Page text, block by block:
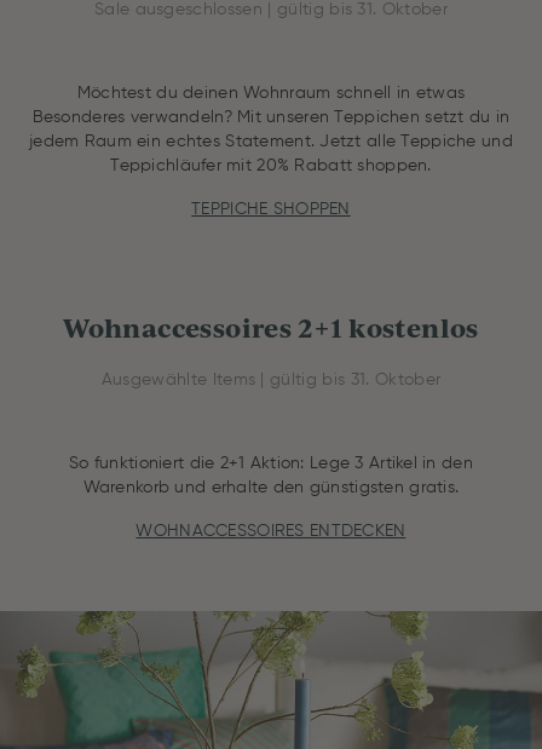
Sale ausgeschlossen | gültig bis 31. Oktober
Möchtest du deinen Wohnraum schnell in etwas
Besonderes verwandeln? Mit unseren Teppichen setzt du in
jedem Raum ein echtes Statement. Jetzt alle Teppiche und
Teppichläufer mit 20% Rabatt shoppen.
TEPPICHE SHOPPEN
Wohnaccessoires 2+1 kostenlos
Ausgewählte Items | gültig bis 31. Oktober
So funktioniert die 2+1 Aktion: Lege 3 Artikel in den
Warenkorb und erhalte den günstigsten gratis.
WOHNACCESSOIRES ENTDECKEN